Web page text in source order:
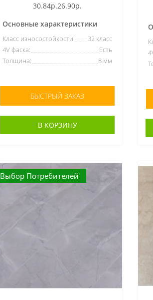
30.84р.26.90р.
Основные характеристики
Класс износостойкости:
32 класс
4V фаска:
Есть
Толщина:
8 мм
БЫСТРЫЙ ЗАКАЗ
В КОРЗИНУ
Выбор Потребителей